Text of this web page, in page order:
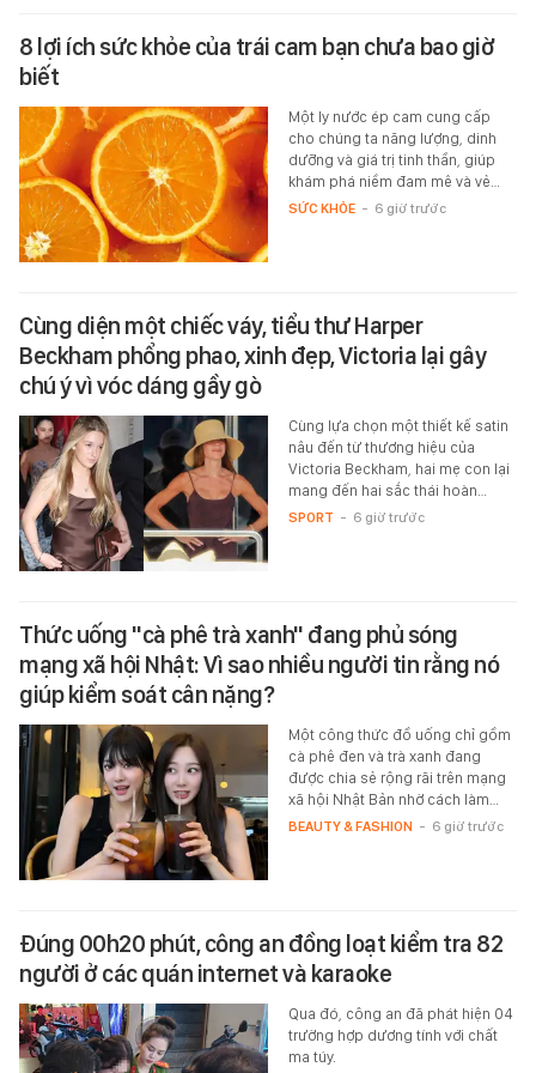
8 lợi ích sức khỏe của trái cam bạn chưa bao giờ
biết
Một ly nước ép cam cung cấp
cho chúng ta năng lượng, dinh
dưỡng và giá trị tinh thần, giúp
khám phá niềm đam mê và vẻ…
SỨC KHỎE - 6 giờ trước
Cùng diện một chiếc váy, tiểu thư Harper
Beckham phổng phao, xinh đẹp, Victoria lại gây
chú ý vì vóc dáng gầy gò
Cùng lựa chọn một thiết kế satin
nâu đến từ thương hiệu của
Victoria Beckham, hai mẹ con lại
mang đến hai sắc thái hoàn…
SPORT - 6 giờ trước
Thức uống "cà phê trà xanh" đang phủ sóng
mạng xã hội Nhật: Vì sao nhiều người tin rằng nó
giúp kiểm soát cân nặng?
Một công thức đồ uống chỉ gồm
cà phê đen và trà xanh đang
được chia sẻ rộng rãi trên mạng
xã hội Nhật Bản nhờ cách làm…
BEAUTY & FASHION - 6 giờ trước
Đúng 00h20 phút, công an đồng loạt kiểm tra 82
người ở các quán internet và karaoke
Qua đó, công an đã phát hiện 04
trường hợp dương tính với chất
ma túy.